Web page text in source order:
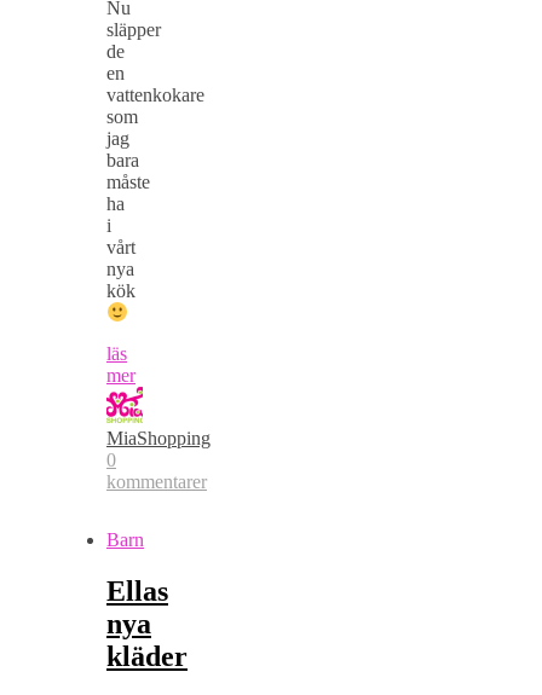
Nu
släpper
de
en
vattenkokare
som
jag
bara
måste
ha
i
vårt
nya
kök
läs
mer
MiaShopping
0
kommentarer
Barn
Ellas
nya
kläder